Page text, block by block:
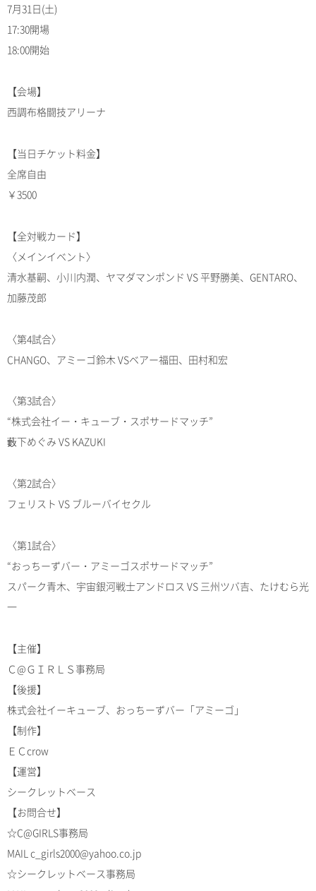
7月31日(土)
17:30開場
18:00開始
【会場】
西調布格闘技アリーナ
【当日チケット料金】
全席自由
￥3500
【全対戦カード】
〈メインイベント〉
清水基嗣、小川内潤、ヤマダマンポンド VS 平野勝美、GENTARO、
加藤茂郎
〈第4試合〉
CHANGO、アミーゴ鈴木 VSベアー福田、田村和宏
〈第3試合〉
“株式会社イー・キューブ・スポサードマッチ”
藪下めぐみ VS KAZUKI
〈第2試合〉
フェリスト VS ブルーバイセクル
〈第1試合〉
“おっちーずバー・アミーゴスポサードマッチ”
スパーク青木、宇宙銀河戦士アンドロス VS 三州ツバ吉、たけむら光
一
【主催】
Ｃ@ＧＩＲＬＳ事務局
【後援】
株式会社イーキューブ、おっちーずバー「アミーゴ」
【制作】
ＥＣcrow
【運営】
シークレットベース
【お問合せ】
☆C@GIRLS事務局
MAIL c_girls2000@yahoo.co.jp
☆シークレットベース事務局